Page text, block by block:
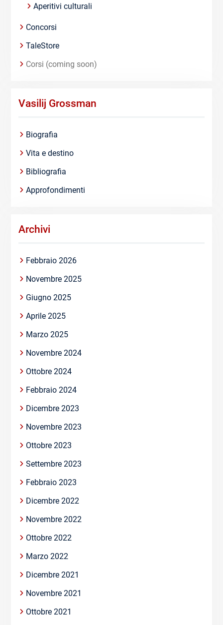
Aperitivi culturali
Concorsi
TaleStore
Corsi (coming soon)
Vasilij Grossman
Biografia
Vita e destino
Bibliografia
Approfondimenti
Archivi
Febbraio 2026
Novembre 2025
Giugno 2025
Aprile 2025
Marzo 2025
Novembre 2024
Ottobre 2024
Febbraio 2024
Dicembre 2023
Novembre 2023
Ottobre 2023
Settembre 2023
Febbraio 2023
Dicembre 2022
Novembre 2022
Ottobre 2022
Marzo 2022
Dicembre 2021
Novembre 2021
Ottobre 2021